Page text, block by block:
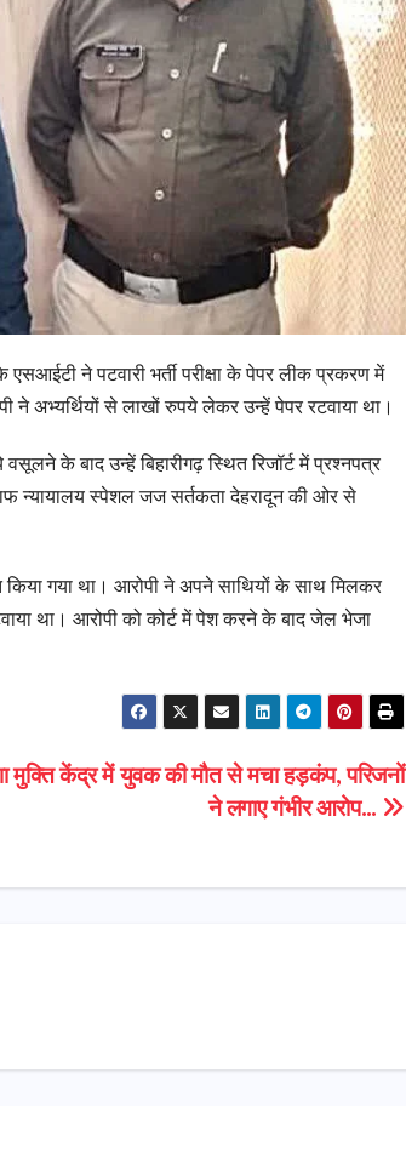
एसआईटी ने पटवारी भर्ती परीक्षा के पेपर लीक प्रकरण में
ने अभ्यर्थियों से लाखों रुपये लेकर उन्हें पेपर रटवाया था।
के बाद उन्हें बिहारीगढ़ स्थित रिजॉर्ट में प्रश्नपत्र
न्यायालय स्पेशल जज सर्तकता देहरादून की ओर से
किया गया था। आरोपी ने अपने साथियों के साथ मिलकर
था। आरोपी को कोर्ट में पेश करने के बाद जेल भेजा
मुक्ति केंद्र में युवक की मौत से मचा हड़कंप, परिजनों
ने लगाए गंभीर आरोप…